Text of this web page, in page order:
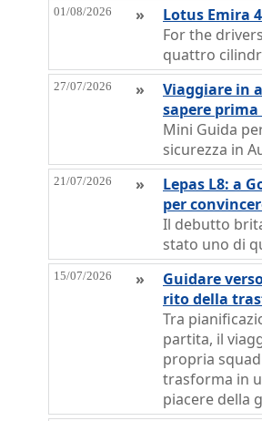
01/08/2026 »
Lotus Emira
For the
quattro
27/07/2026 »
Viaggiare in
sapere
Mini Guida
sicurezza in
21/07/2026 »
Lepas L8: a
per
Il debutto
stato uno di
15/07/2026 »
Guidare
rito della
Tra
partita, il
propria
trasforma in
piacere della